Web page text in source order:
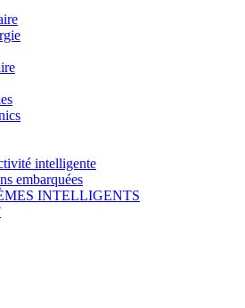
intelligente
embarquées
INTELLIGENTS